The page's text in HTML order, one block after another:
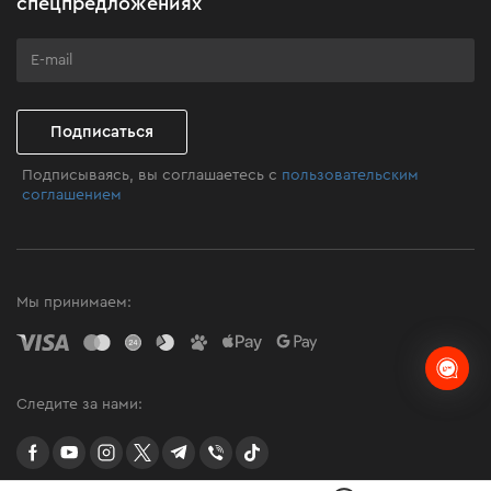
Клуб мастерства
Подписаться
Подписываясь, вы соглашаетесь с пользовательским
соглашением
Мы принимаем:
Следите за нами:
facebookyoutubeinstagramtwittertelegram
Viber TikTok